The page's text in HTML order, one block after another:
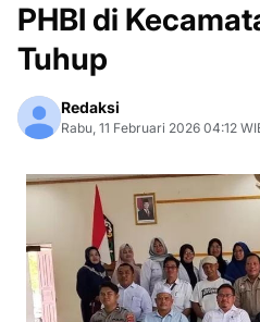
PHBI di
Tuhup
Redaksi
Rabu, 11 Februari 2026 04:12